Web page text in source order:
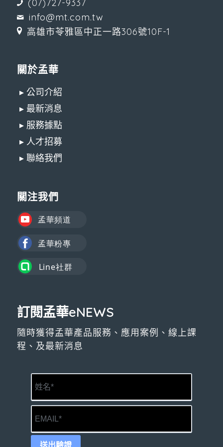
(07)727-9337
info@mt.com.tw
高雄市苓雅區中正一路306號10F-1
關於孟華
▸ 公司介紹
▸ 最新消息
▸ 服務據點
▸ 人才招募
▸ 聯絡我們
關注我們
訂閱孟華eNEWS
隨時獲得孟華產品服務、應用案例、線上課
程、及最新消息
送出驗證